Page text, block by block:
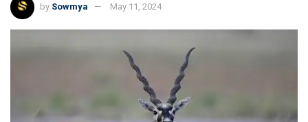
by Sowmya May 11, 2024